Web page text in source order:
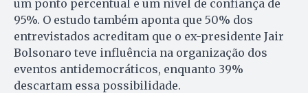
um ponto percentual e um nível de confiança de
95%. O estudo também aponta que 50% dos
entrevistados acreditam que o ex-presidente Jair
Bolsonaro teve influência na organização dos
eventos antidemocráticos, enquanto 39%
descartam essa possibilidade.